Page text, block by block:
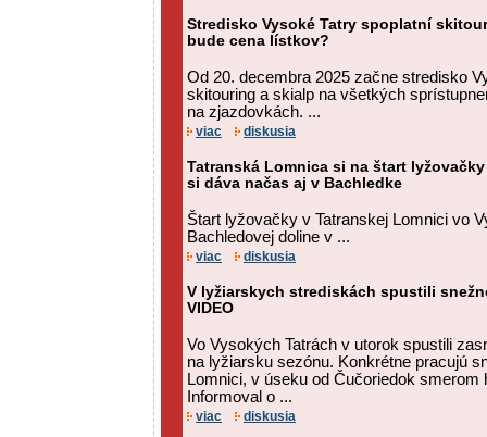
Stredisko Vysoké Tatry spoplatní
bude cena lístkov?
Od 20. decembra 2025 začne stredisko
skitouring a skialp na všetkých
na zjazdovkách. ...
viac diskusia
Tatranská Lomnica si na štart
si dáva načas aj v Bachledke
Štart lyžovačky v Tatranskej Lomnici vo
Bachledovej doline v ...
viac diskusia
V lyžiarskych strediskách spustili
VIDEO
Vo Vysokých Tatrách v utorok spustili
na lyžiarsku sezónu. Konkrétne pracujú
Lomnici, v úseku od Čučoriedok smerom
Informoval o ...
viac diskusia